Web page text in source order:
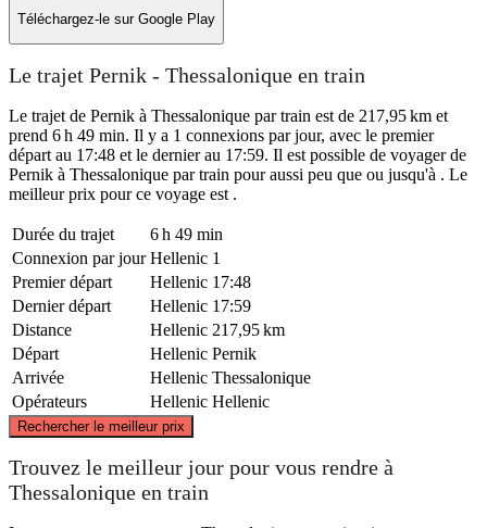
Téléchargez-le sur Google Play
Le trajet Pernik - Thessalonique en train
Le trajet de Pernik à Thessalonique par train est de 217,95 km et
prend 6 h 49 min. Il y a 1 connexions par jour, avec le premier
départ au 17:48 et le dernier au 17:59. Il est possible de voyager de
Pernik à Thessalonique par train pour aussi peu que ou jusqu'à . Le
meilleur prix pour ce voyage est .
Durée du trajet
6 h 49 min
Connexion par jour Hellenic 1
Premier départ
Hellenic 17:48
Dernier départ
Hellenic 17:59
Distance
Hellenic 217,95 km
Départ
Hellenic Pernik
Arrivée
Hellenic Thessalonique
Opérateurs
Hellenic Hellenic
Rechercher le meilleur prix
©CARTO
Trouvez le meilleur jour pour vous rendre à
Thessalonique en train